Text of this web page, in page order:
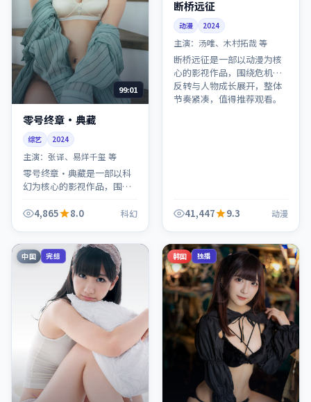
99:01
零号终章·典藏
综艺 2024
主演： 张译、易烊千玺 等
零号终章·典藏是一部以科
幻为核心的影视作品，围绕
开，整体节奏紧凑，值得推
4,865 8.0 科幻
断桥远征
动漫 2024
主演：汤唯、木村拓哉 等
断桥远征是一部以动漫为核
心的影视作品，围绕危机、
反转与人物成长展开，整体
节奏紧凑，值得推荐观看。
41,447 9.3 动漫
中国 完结 韩国 独播